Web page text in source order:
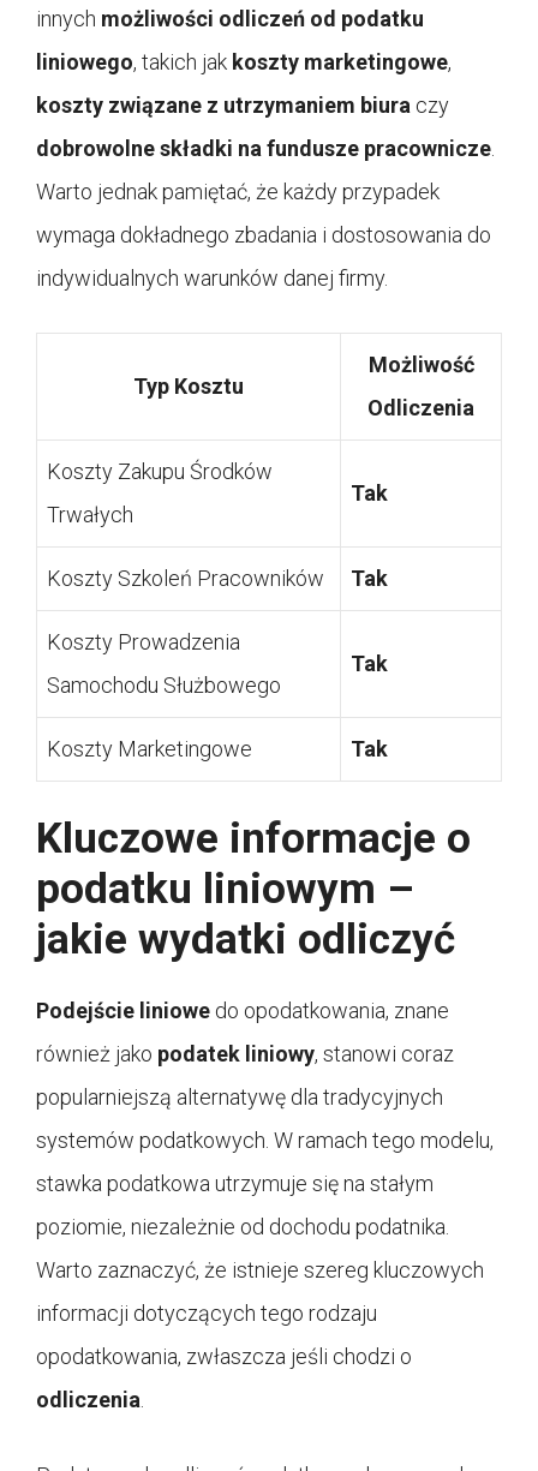
innych możliwości odliczeń od podatku
liniowego, takich jak koszty marketingowe,
koszty związane z utrzymaniem biura czy
dobrowolne składki na fundusze pracownicze.
Warto jednak pamiętać, że każdy przypadek
wymaga dokładnego zbadania i dostosowania do
indywidualnych warunków danej firmy.
Typ Kosztu
Możliwość
Odliczenia
Koszty Zakupu Środków
Trwałych
Tak
Koszty Szkoleń Pracowników Tak
Koszty Prowadzenia
Samochodu Służbowego
Tak
Koszty Marketingowe Tak
Kluczowe informacje o
podatku liniowym –
jakie wydatki odliczyć
Podejście liniowe do opodatkowania, znane
również jako podatek liniowy, stanowi coraz
popularniejszą alternatywę dla tradycyjnych
systemów podatkowych. W ramach tego modelu,
stawka podatkowa utrzymuje się na stałym
poziomie, niezależnie od dochodu podatnika.
Warto zaznaczyć, że istnieje szereg kluczowych
informacji dotyczących tego rodzaju
opodatkowania, zwłaszcza jeśli chodzi o
odliczenia.